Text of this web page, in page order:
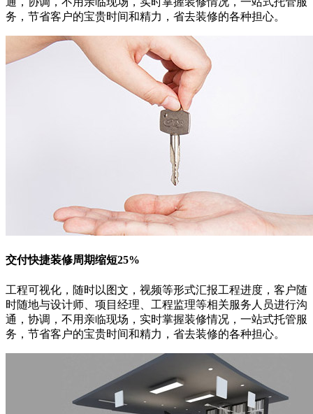
务，节省客户的宝贵时间和精力，省去装修的各种担心。
交付快捷装修周期缩短25%
工程可视化，随时以图文，视频等形式汇报工程进度，客户随
时随地与设计师、项目经理、工程监理等相关服务人员进行沟
通，协调，不用亲临现场，实时掌握装修情况，一站式托管服
务，节省客户的宝贵时间和精力，省去装修的各种担心。